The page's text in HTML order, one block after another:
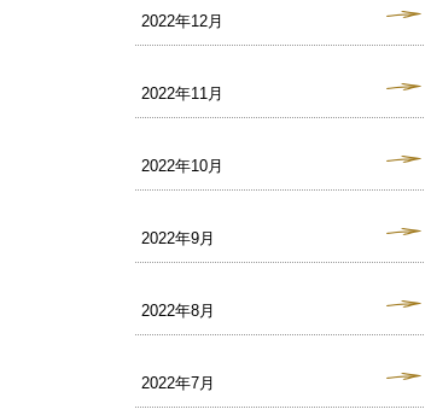
2022年12月
2022年11月
2022年10月
2022年9月
2022年8月
2022年7月